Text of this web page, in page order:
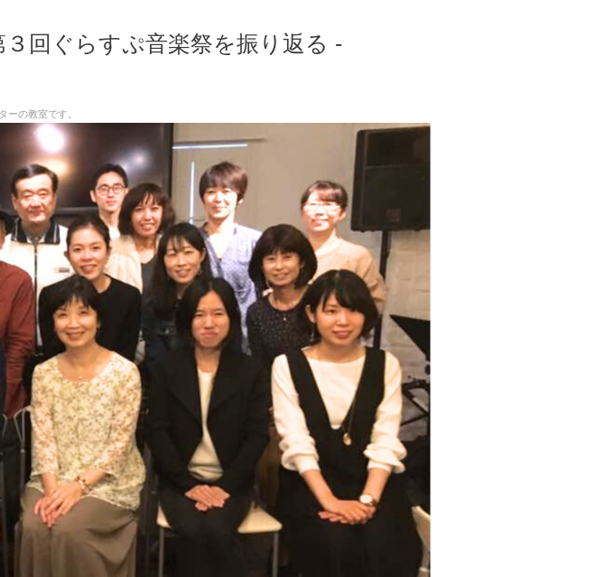
回ぐらすぷ音楽祭を振り返る -
ーの教室です。